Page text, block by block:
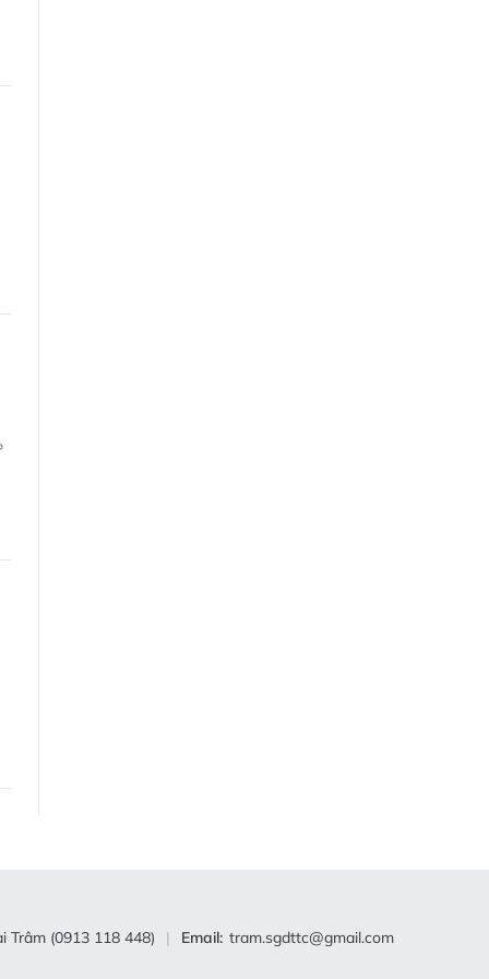
Trâm (0913 118 448) Email: tram.sgdttc@gmail.com